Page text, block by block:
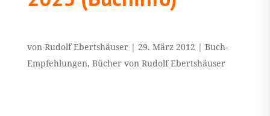
von Rudolf Ebertshäuser| 29. März 2012 | Buch-
Empfehlungen, Bücher von Rudolf Ebertshäuser